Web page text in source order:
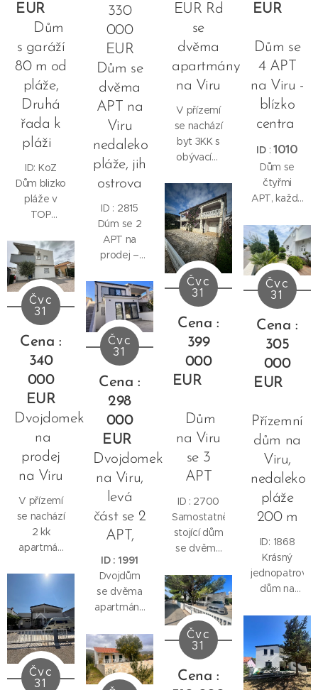
EUR
Dům
s garáží
80 m od
pláže,
Druhá
řada k
pláži
ID: KoZ
Dům blizko
pláže v
TOP
pláž 80 m.
částečný
výhled na
moře.
- pozemek
164 m2.
Garáž.,
...kuchyň.ský
kout a
obývací
pokoj.,
koupelna.
Obytná
plocha
přízemí . :
68, 6 m2
Do patra
schodiště,
kde se
nacházejí 3
ložnice.koupelna,
kuchyňsky
kout a
terasa...
celkem o
330
000
EUR
Dům se
dvěma
APT na
Viru
nedaleko
pláže, jih
ostrova
ID : 2815
Dúm se 2
APT na
prodej –
Zadarská
župa
EUR Rd
se
dvěma
apartmány
na Viru
V přízemí
se nachází
byt 3KK s
obývacím
kuchyní,
jídelnou,
dvěma
ložnicemi,
koupelnou
a krytou
terasou.
EUR
Dům se
4 APT
na Viru -
blízko
centra
ID: 1010
Dům se
čtyřmi
APT, každý
ložnicí.
Čvc
31
Cena :
340
000
EUR
Dvojdomek
na
prodej
na Viru
V přízemí
se nachází
2 kk
apartmán
zahradou,
obývací
pokoj,
kuchyň,
ložnici,
koupelnu a
Čvc
31
Cena :
298
000
EUR
Dvojdomek
na Viru,
levá
část se 2
APT,
ID : 1991
Dvojdům
se dvěma
apartmány
Vir na
prodej.
Čvc
31
Cena :
399
000
EUR
Dům
na Viru
se 3
APT
ID : 2700
Samostatně
stojící dům
se dvěma
+
garsoniérou
se prodává
v klidné
oblasti
ostrova Vir.
Dům se
Čvc
31
Cena :
305
000
EUR
Přízemní
dům na
Viru,
nedaleko
pláže
200 m
ID: 1868
Krásný
jednopatrový
dům na
je na
prodej.
Čvc
31
Čvc
31
Cena :